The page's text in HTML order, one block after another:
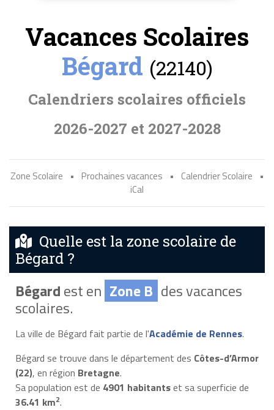
Vacances Scolaires
Bégard (22140)
Calendriers scolaires officiels
2026-2027 et 2027-2028
Zone Scolaire • Prochaines vacances • Calendrier Scolaire
•
iCal
Quelle est la zone scolaire de
Bégard ?
Bégardest en Zone B des vacances
scolaires.
La ville de Bégard fait partie de l'Académie de Rennes.
Bégard se trouve dans le département des Côtes-d’Armor
(22), en région Bretagne.
Sa population est de 4901 habitantset sa superficie de
36.41 km2.